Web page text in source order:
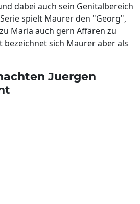
dabei auch sein Genitalbereich
spielt Maurer den "Georg",
Maria auch gern Affären zu
sich Maurer aber als
Juergen